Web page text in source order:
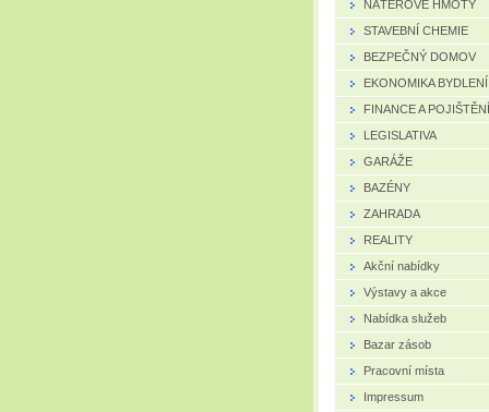
NÁTĚROVÉ HMOTY
STAVEBNÍ CHEMIE
BEZPEČNÝ DOMOV
EKONOMIKA BYDLENÍ
FINANCE A POJIŠTĚNÍ
LEGISLATIVA
GARÁŽE
BAZÉNY
ZAHRADA
REALITY
Akční nabídky
Výstavy a akce
Nabídka služeb
Bazar zásob
Pracovní místa
Impressum